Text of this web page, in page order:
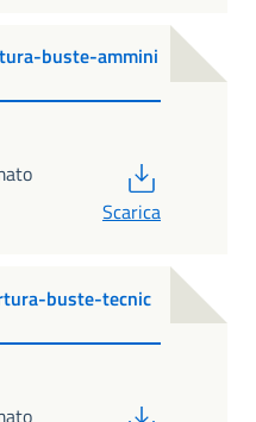
buste-ammini
Scarica
buste-tecnic